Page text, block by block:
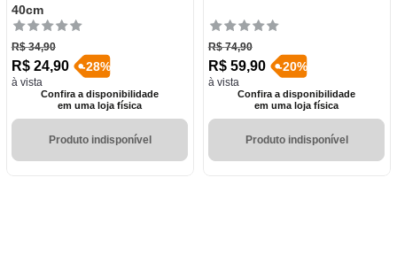
40cm
R$ 34,90
R$ 24,90
à vista
-28%
Confira a disponibilidade
em uma loja física
Produto indisponível
R$ 74,90
R$ 59,90
à vista
-20%
Confira a disponibilidade
em uma loja física
Produto indisponível